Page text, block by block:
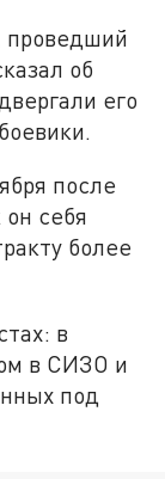
проведший
об
его
после
себя
более
в
в СИЗО и
под